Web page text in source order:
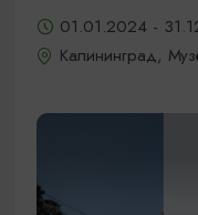
01.01.2024 -
Калининград,